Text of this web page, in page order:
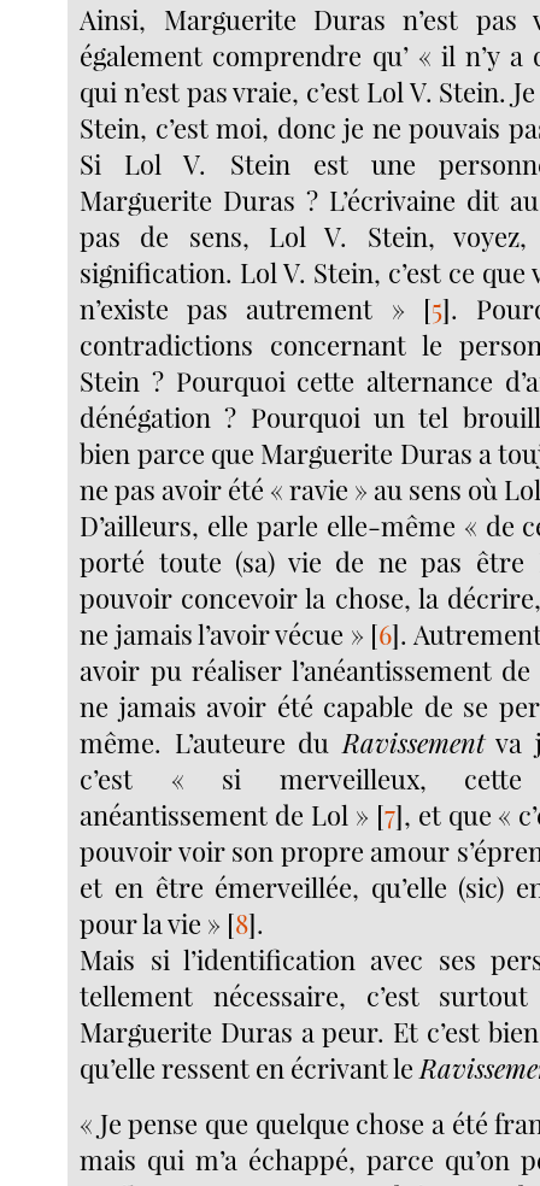
Ainsi, Marguerite Duras n’est
également comprendre qu’ « il n’y a
qui n’est pas vraie, c’est Lol V. Stein.
Stein, c’est moi, donc je ne pouvais
Si Lol V. Stein est une
Marguerite Duras ? L’écrivaine dit
pas de sens, Lol V. Stein,
signification. Lol V. Stein, c’est ce que
n’existe pas autrement » [5].
contradictions concernant le
Stein ? Pourquoi cette alternance
dénégation ? Pourquoi un tel
bien parce que Marguerite Duras a
ne pas avoir été « ravie » au sens où Lol
D’ailleurs, elle parle elle-même « de
porté toute (sa) vie de ne pas être
pouvoir concevoir la chose, la
ne jamais l’avoir vécue » [6].
avoir pu réaliser l’anéantissement
ne jamais avoir été capable de se
même. L’auteure duRavissementva
c’est « si merveilleux,
anéantissement de Lol » [7], et que «
pouvoir voir son propre amour
et en être émerveillée, qu’elle (sic)
pour la vie » [8].
Mais si l’identification avec ses
tellement nécessaire, c’est
Marguerite Duras a peur. Et c’est
qu’elle ressent en écrivant le
« Je pense que quelque chose a été
mais qui m’a échappé, parce qu’on